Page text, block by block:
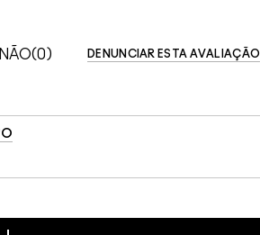
0 DENUNCIAR ESTA AVALIAÇÃO